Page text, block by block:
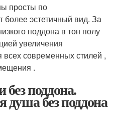
просты по
эстетичный вид. За
поддона в тон полу
увеличения
всех современных стилей ,
.
поддона.
без поддона